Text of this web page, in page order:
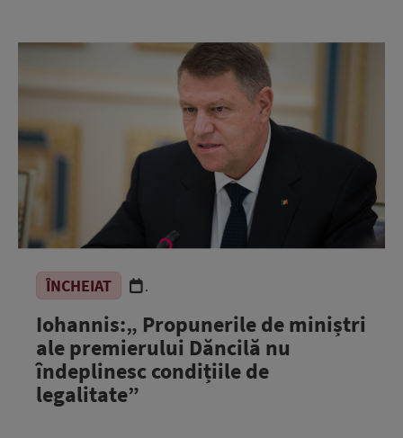
ÎNCHEIAT .
Iohannis:„ Propunerile de miniștri
ale premierului Dăncilă nu
îndeplinesc condițiile de
legalitate”